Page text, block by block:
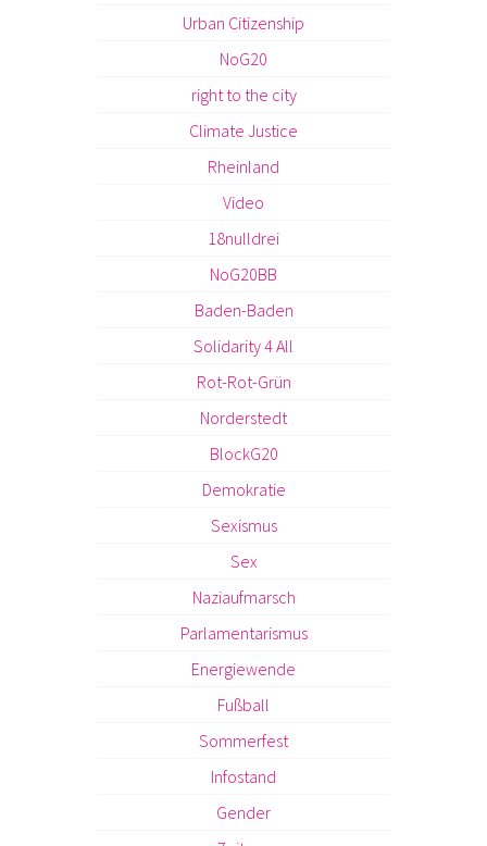
Urban Citizenship
NoG20
right to the city
Climate Justice
Rheinland
Video
18nulldrei
NoG20BB
Baden-Baden
Solidarity 4 All
Rot-Rot-Grün
Norderstedt
BlockG20
Demokratie
Sexismus
Sex
Naziaufmarsch
Parlamentarismus
Energiewende
Fußball
Sommerfest
Infostand
Gender